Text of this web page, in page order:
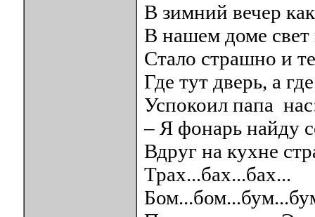
В зимний вечер
В нашем доме свет
Стало страшно и
Где тут дверь, а
Успокоил папа
– Я фонарь найду
Вдруг на кухне
Трах...бах...бах...